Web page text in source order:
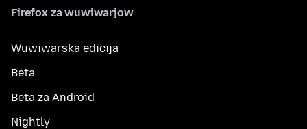
Firefox za wuwiwarjow
Wuwiwarska edicija
Beta
Beta za Android
Nightly